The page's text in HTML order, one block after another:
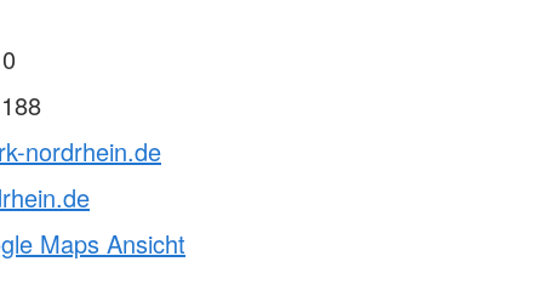
nordrhein.de
Maps Ansicht